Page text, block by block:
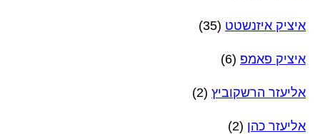
איציק איזנשטט (35)
איציק פאמפ (6)
אליעזר הרשקוביץ (2)
אליעזר כהן (2)